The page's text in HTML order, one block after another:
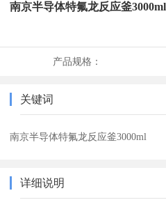
南京半导体特氟龙反应釜
产品规格：
关键词
南京半导体特氟龙反应釜3000ml
详细说明